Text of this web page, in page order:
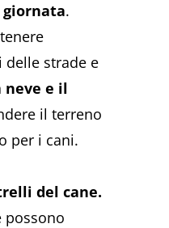
.
delle strade e
neve e il
il terreno
per i cani.
del cane.
possono